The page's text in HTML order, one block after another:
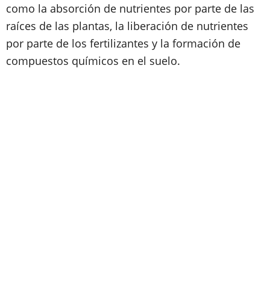
como la absorción de nutrientes por parte de las
raíces de las plantas, la liberación de nutrientes
por parte de los fertilizantes y la formación de
compuestos químicos en el suelo.